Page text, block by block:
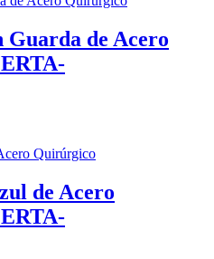
de Acero
de Acero